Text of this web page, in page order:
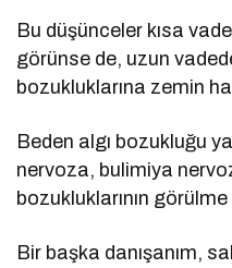
Bu düşünceler kısa
görünse de, uzun
bozukluklarına zemin
Beden algı bozukluğu
nervoza, bulimiya
bozukluklarının
Bir başka danışanım,